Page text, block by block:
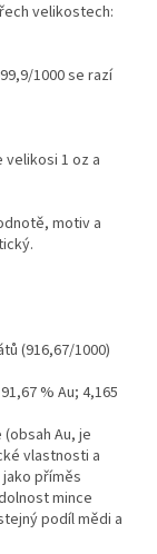
velikostech:
1000 se razí
velikosi 1 oz a
motiv a
(916,67/1000)
% Au; 4,165
Au, je
vlastnosti a
příměs
mince
podíl mědi a